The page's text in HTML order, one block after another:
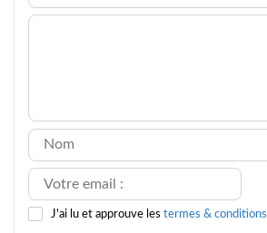
J'ai lu et approuve les termes & conditions